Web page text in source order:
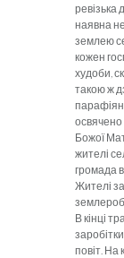
ревізька
наявна
землею
кожен
худоби,
такою ж
освячено
Божої
жителі
громада
Жителі
В кінці
повіт. На